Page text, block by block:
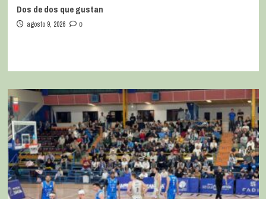
Dos de dos que gustan
agosto 9, 2026 0